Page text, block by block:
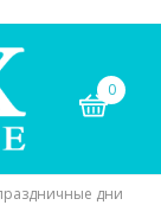
0
дни